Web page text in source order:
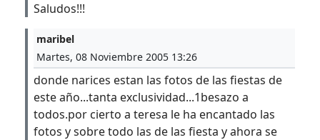
Saludos!!!
maribel
Martes, 08 Noviembre 2005 13:26
donde narices estan las fotos de las fiestas de
este año...tanta exclusividad...1besazo a
todos.por cierto a teresa le ha encantado las
fotos y sobre todo las de las fiesta y ahora se